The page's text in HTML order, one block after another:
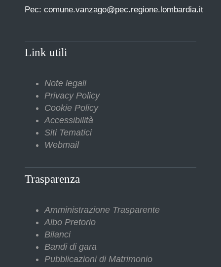
Pec: comune.vanzago@pec.regione.lombardia.it
Link utili
Note legali
Privacy Policy
Cookie Policy
Accessibilità
Siti Tematici
Webmail
Trasparenza
Amministrazione Trasparente
Albo Pretorio
Bilanci
Bandi di gara
Pubblicazioni di Matrimonio